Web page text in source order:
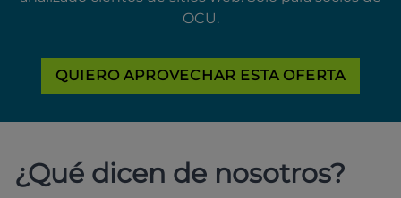
OCU.
QUIERO APROVECHAR ESTA OFERTA
¿Qué dicen de nosotros?